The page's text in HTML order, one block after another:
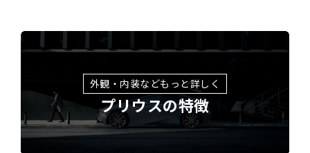
外観・内装などもっと詳しく
プリウスの特徴